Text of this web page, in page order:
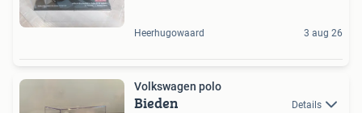
Heerhugowaard 3 aug 26
Volkswagen polo
Bieden Details